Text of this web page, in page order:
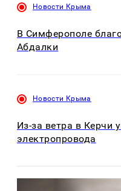
Новости Крыма
В Симферополе
Абдалки
Новости Крыма
Из-за ветра в Керчи
электропровода